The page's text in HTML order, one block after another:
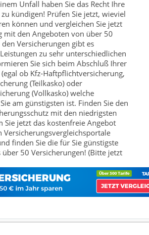
Unfall haben Sie das Recht Ihre
kündigen! Prüfen Sie jetzt, wieviel
können und vergleichen Sie jetzt
mit den Angeboten von über 50
Versicherungen gibt es
zu sehr unterschiedlichen
Sie sich beim Abschluß Ihrer
ob Kfz-Haftpflichtversicherung,
(Teilkasko) oder
(Vollkasko) welche
am günstigsten ist. Finden Sie den
mit den niedrigsten
Sie jetzt das kostenfreie Angebot
Versicherungsvergleichsportale
finden Sie die für Sie günstigste
über 50 Versicherungen! (Bitte jetzt